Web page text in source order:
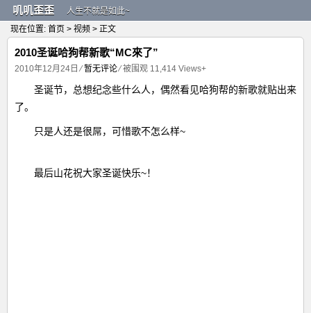
叽叽歪歪
人生不就是如此~
现在位置: 首页 > 视频 > 正文
2010圣诞哈狗帮新歌“MC來了”
2010年12月24日 ⁄暂无评论⁄ 被围观 11,414 Views+
圣诞节，总想纪念些什么人，偶然看见哈狗帮的新歌就贴出来
了。
只是人还是很屌，可惜歌不怎么样~
最后山花祝大家圣诞快乐~！